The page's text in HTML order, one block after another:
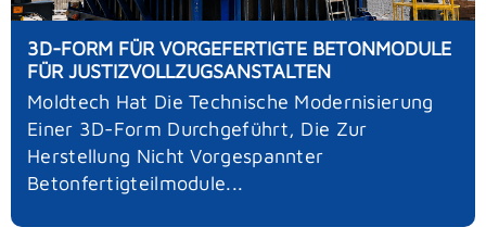
3D-FORM FÜR VORGEFERTIGTE BETONMODULE
FÜR JUSTIZVOLLZUGSANSTALTEN
Moldtech Hat Die Technische Modernisierung
Einer 3D-Form Durchgeführt, Die Zur
Herstellung Nicht Vorgespannter
Betonfertigteilmodule...